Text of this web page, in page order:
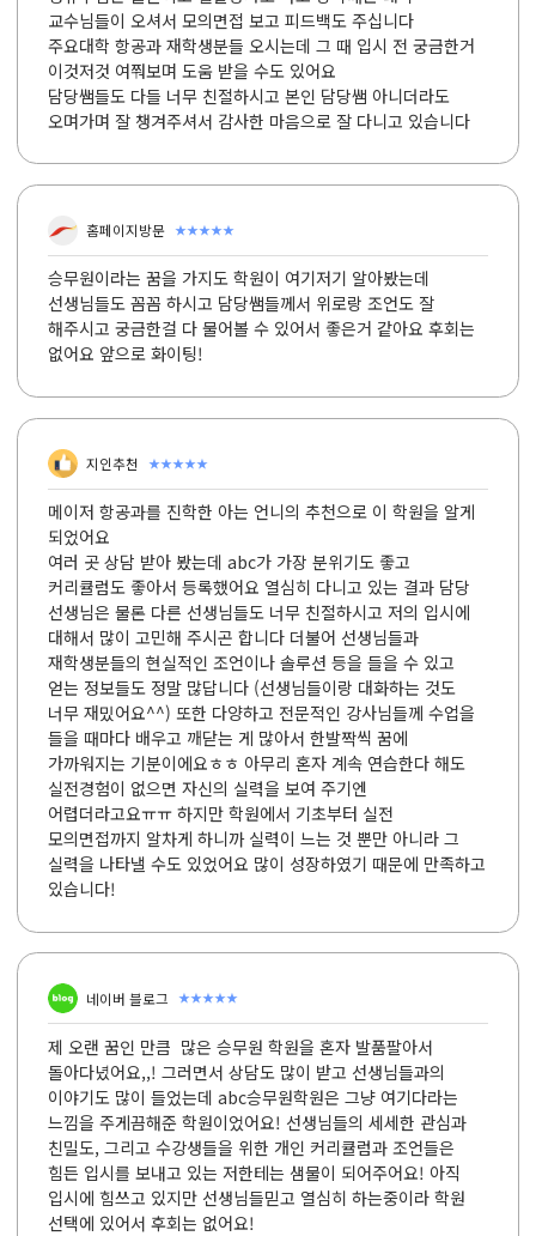
교수님들이 오셔서 모의면접 보고 피드백도 주십니다
주요대학 항공과 재학생분들 오시는데 그 때 입시 전 궁금한거
이것저것 여쭤보며 도움 받을 수도 있어요
담당쌤들도 다들 너무 친절하시고 본인 담당쌤 아니더라도
오며가며 잘 챙겨주셔서 감사한 마음으로 잘 다니고 있습니다
홈페이지방문 ★★★★★
승무원이라는 꿈을 가지도 학원이 여기저기 알아봤는데
선생님들도 꼼꼼 하시고 담당쌤들께서 위로랑 조언도 잘
해주시고 궁금한걸 다 물어볼 수 있어서 좋은거 같아요 후회는
없어요 앞으로 화이팅!
지인추천 ★★★★★
메이저 항공과를 진학한 아는 언니의 추천으로 이 학원을 알게
되었어요
여러 곳 상담 받아 봤는데 abc가 가장 분위기도 좋고
커리큘럼도 좋아서 등록했어요 열심히 다니고 있는 결과 담당
선생님은 물론 다른 선생님들도 너무 친절하시고 저의 입시에
대해서 많이 고민해 주시곤 합니다 더불어 선생님들과
재학생분들의 현실적인 조언이나 솔루션 등을 들을 수 있고
얻는 정보들도 정말 많답니다 (선생님들이랑 대화하는 것도
너무 재밌어요^^) 또한 다양하고 전문적인 강사님들께 수업을
들을 때마다 배우고 깨닫는 게 많아서 한발짝씩 꿈에
가까워지는 기분이에요ㅎㅎ 아무리 혼자 계속 연습한다 해도
실전경험이 없으면 자신의 실력을 보여 주기엔
어렵더라고요ㅠㅠ 하지만 학원에서 기초부터 실전
모의면접까지 알차게 하니까 실력이 느는 것 뿐만 아니라 그
실력을 나타낼 수도 있었어요 많이 성장하였기 때문에 만족하고
있습니다!
네이버 블로그 ★★★★★
제 오랜 꿈인 만큼 많은 승무원 학원을 혼자 발품팔아서
돌아다녔어요,,! 그러면서 상담도 많이 받고 선생님들과의
이야기도 많이 들었는데 abc승무원학원은 그냥 여기다라는
느낌을 주게끔해준 학원이었어요! 선생님들의 세세한 관심과
친밀도, 그리고 수강생들을 위한 개인 커리큘럼과 조언들은
힘든 입시를 보내고 있는 저한테는 샘물이 되어주어요! 아직
입시에 힘쓰고 있지만 선생님들믿고 열심히 하는중이라 학원
선택에 있어서 후회는 없어요!